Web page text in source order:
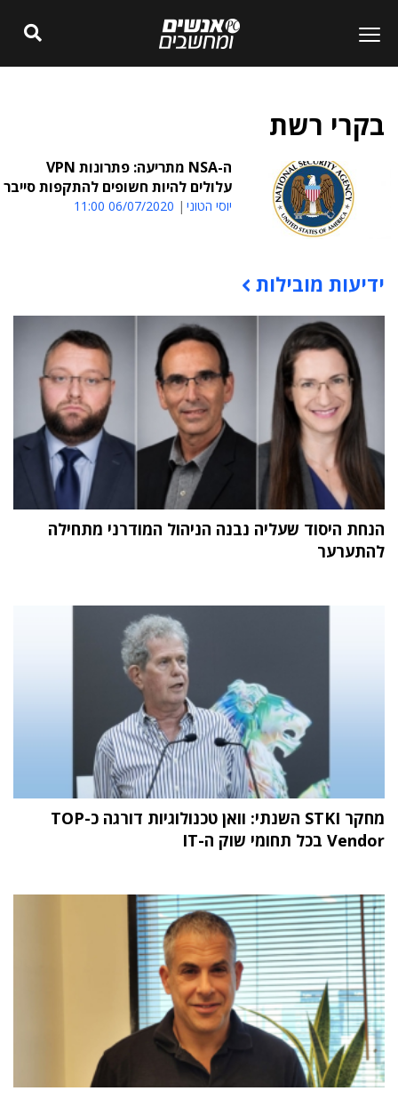
בקרי רשת
ה-NSA מתריעה: פתרונות VPN
עלולים להיות חשופים להתקפות סייבר
יוסי הטוני 06/07/2020 11:00
תוכן פרסומי
ידיעות מובילות
הנחת היסוד שעליה נבנה הניהול המודרני מתחילה
להתערער
מחקר STKI השנתי: וואן טכנולוגיות דורגה כ-TOP
Vendor בכל תחומי שוק ה-IT